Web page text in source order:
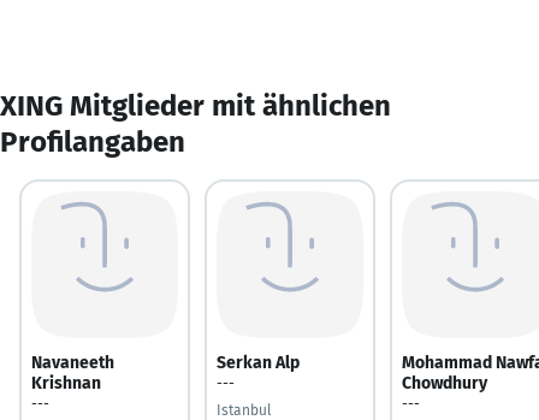
XING Mitglieder mit ähnlichen
Profilangaben
Navaneeth
Krishnan
---
Serkan Alp
---
Istanbul
Mohammad
Chowdhury
---